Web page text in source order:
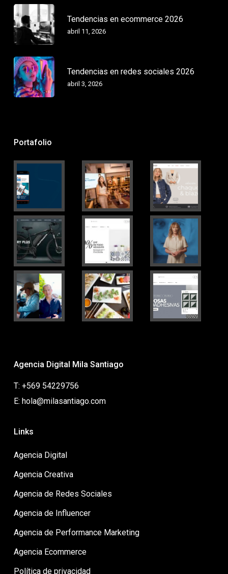
Tendencias en ecommerce 2026
abril 11, 2026
Tendencias en redes sociales 2026
abril 3, 2026
Portafolio
Agencia Digital Mila Santiago
T: +569 54229756
E: hola@milasantiago.com
Links
Agencia Digital
Agencia Creativa
Agencia de Redes Sociales
Agencia de Influencer
Agencia de Performance Marketing
Agencia Ecommerce
Política de privacidad